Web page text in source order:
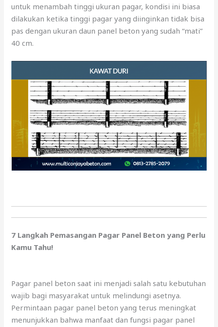
untuk menambah tinggi ukuran pagar, kondisi ini biasa
dilakukan ketika tinggi pagar yang diinginkan tidak bisa
pas dengan ukuran daun panel beton yang sudah “mati”
40 cm.
7 Langkah Pemasangan Pagar Panel Beton yang Perlu
Kamu Tahu!
Pagar panel beton saat ini menjadi salah satu kebutuhan
wajib bagi masyarakat untuk melindungi asetnya.
Permintaan pagar panel beton yang terus meningkat
menunjukkan bahwa manfaat dan fungsi pagar panel